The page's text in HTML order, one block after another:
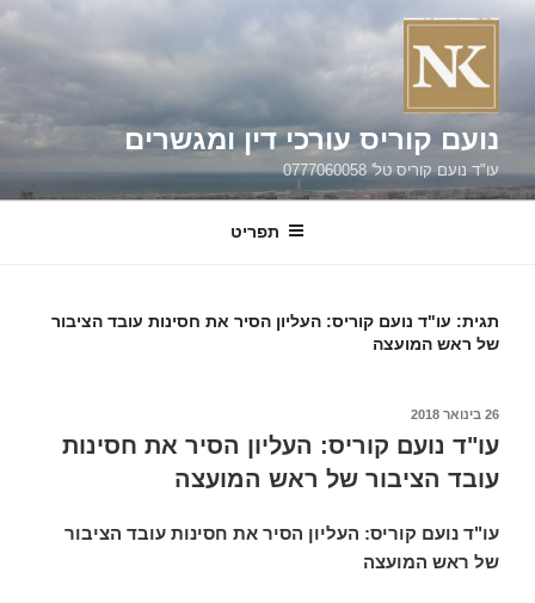
דילוג
נועם קוריס עורכי דין ומגשרים
עו"ד נועם קוריס טל' 0777060058
תפריט
תגית: עו"ד נועם קוריס: העליון הסיר את חסינות עובד הציבור
של ראש המועצה
פורסם
26 בינואר 2018
עו"ד נועם קוריס: העליון הסיר את חסינות
עובד הציבור של ראש המועצה
עו"ד נועם קוריס: העליון הסיר את חסינות עובד הציבור
של ראש המועצה